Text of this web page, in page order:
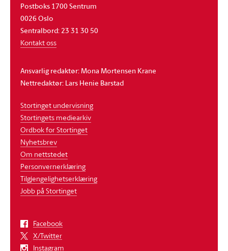
Postboks 1700 Sentrum
0026 Oslo
Sentralbord: 23 31 30 50
Kontakt oss
Ansvarlig redaktør: Mona Mortensen Krane
Nettredaktør: Lars Henie Barstad
Stortinget undervisning
Stortingets mediearkiv
Ordbok for Stortinget
Nyhetsbrev
Om nettstedet
Personvernerklæring
Tilgjengelighetserklæring
Jobb på Stortinget
Facebook
X/Twitter
Instagram